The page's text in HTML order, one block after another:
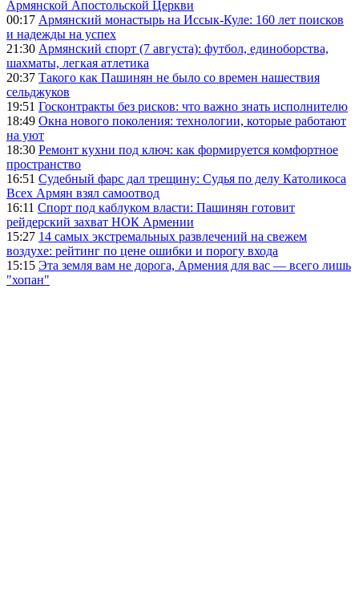
Армянской Апостольской Церкви
00:17 Армянский монастырь на Иссык-Куле: 160 лет поисков
и надежды на успех
21:30 Армянский спорт (7 августа): футбол, единоборства,
шахматы, легкая атлетика
20:37 Такого как Пашинян не было со времен нашествия
сельджуков
19:51 Госконтракты без рисков: что важно знать исполнителю
18:49 Окна нового поколения: технологии, которые работают
на уют
18:30 Ремонт кухни под ключ: как формируется комфортное
пространство
16:51 Судебный фарс дал трещину: Судья по делу Католикоса
Всех Армян взял самоотвод
16:11 Спорт под каблуком власти: Пашинян готовит
рейдерский захват НОК Армении
15:27 14 самых экстремальных развлечений на свежем
воздухе: рейтинг по цене ошибки и порогу входа
15:15 Эта земля вам не дорога, Армения для вас — всего лишь
"хопан"